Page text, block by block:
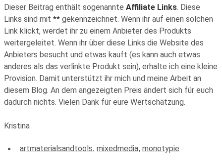
Dieser Beitrag enthält sogenannte Affiliate Links. Diese
Links sind mit ** gekennzeichnet. Wenn ihr auf einen solchen
Link klickt, werdet ihr zu einem Anbieter des Produkts
weitergeleitet. Wenn ihr über diese Links die Website des
Anbieters besucht und etwas kauft (es kann auch etwas
anderes als das verlinkte Produkt sein), erhalte ich eine kleine
Provision. Damit unterstützt ihr mich und meine Arbeit an
diesem Blog. An dem angezeigten Preis ändert sich für euch
dadurch nichts. Vielen Dank für eure Wertschätzung.
Kristina
artmaterialsandtools, mixedmedia, monotypie